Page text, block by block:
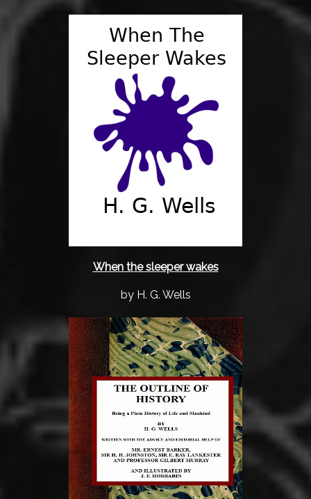
When the sleeper wakes
by H. G. Wells